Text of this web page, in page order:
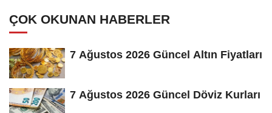
ÇOK OKUNAN HABERLER
7 Ağustos 2026 Güncel Altın Fiyatları
7 Ağustos 2026 Güncel Döviz Kurları